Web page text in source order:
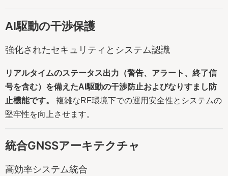
AI駆動の干渉保護
強化されたセキュリティとシステム認識
リアルタイムのステータス出力（警告、アラート、終了信
号を含む）を備えたAI駆動の干渉防止およびなりすまし防
止機能です。
複雑なRF環境下での運用安全性とシステムの
堅牢性を向上させます。
統合GNSSアーキテクチャ
高効率システム統合